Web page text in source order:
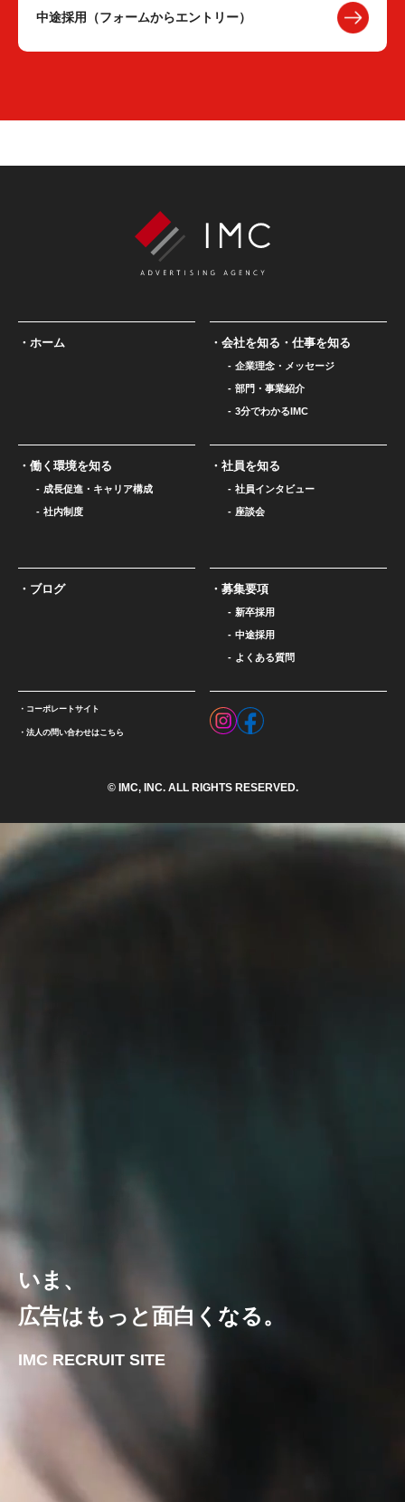
中途採用（フォームからエントリー）
ホーム 会社を知る・仕事を知る
企業理念・メッセージ
部門・事業紹介
3分でわかるIMC
働く環境を知る
成長促進・キャリア構成
社内制度
社員を知る
社員インタビュー
座談会
ブログ 募集要項
新卒採用
中途採用
よくある質問
コーポレートサイト
法人の問い合わせはこちら
© IMC, INC. ALL RIGHTS RESERVED.
いま、
広告はもっと面白くなる。
IMC RECRUIT SITE